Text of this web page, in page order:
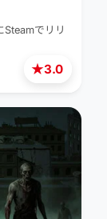
★3.0
でリリ